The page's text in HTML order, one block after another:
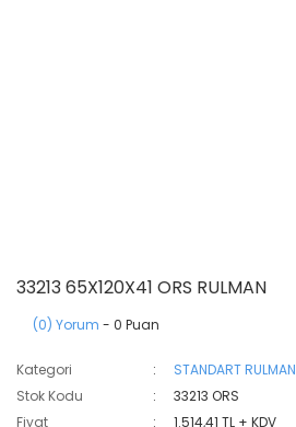
33213 65X120X41 ORS RULMAN
(0) Yorum - 0 Puan
Kategori
STANDART RULMAN
Stok Kodu
33213 ORS
Fiyat
1.514,41 TL + KDV